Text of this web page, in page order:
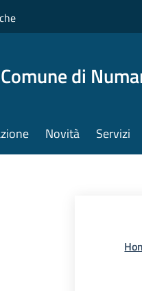
Comune di
Novità Servizi